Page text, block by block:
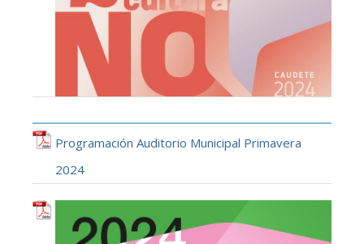
Programación Auditorio Municipal Primavera
2024